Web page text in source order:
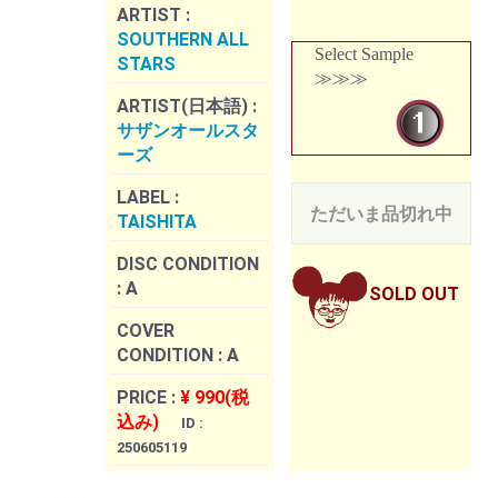
ARTIST :
SOUTHERN ALL
STARS
ARTIST(日本語) :
サザンオールスタ
ーズ
LABEL :
TAISHITA
DISC CONDITION
: A
COVER
CONDITION : A
PRICE : ¥ 990(税
込み)
ID :
250605119
Select Sample
≫≫≫
ただいま品切れ中
SOLD OUT